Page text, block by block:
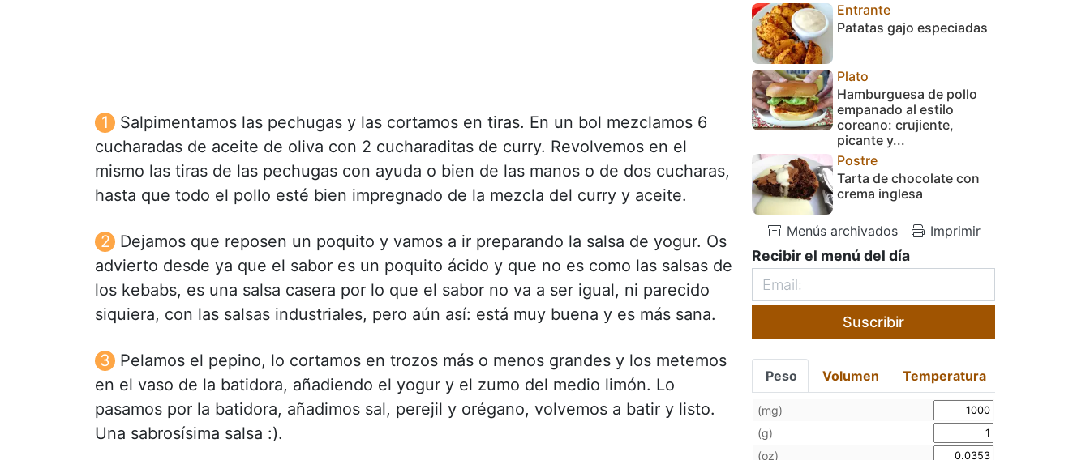
Salpimentamos las pechugas y las cortamos en tiras. En un bol mezclamos 6
cucharadas de aceite de oliva con 2 cucharaditas de curry. Revolvemos en el
mismo las tiras de las pechugas con ayuda o bien de las manos o de dos cucharas,
hasta que todo el pollo esté bien impregnado de la mezcla del curry y aceite.
Dejamos que reposen un poquito y vamos a ir preparando la salsa de yogur. Os
advierto desde ya que el sabor es un poquito ácido y que no es como las salsas de
los kebabs, es una salsa casera por lo que el sabor no va a ser igual, ni parecido
siquiera, con las salsas industriales, pero aún así: está muy buena y es más sana.
Pelamos el pepino, lo cortamos en trozos más o menos grandes y los metemos
en el vaso de la batidora, añadiendo el yogur y el zumo del medio limón. Lo
pasamos por la batidora, añadimos sal, perejil y orégano, volvemos a batir y listo.
Una sabrosísima salsa :).
Entrante
Patatas gajo especiadas
Plato
Hamburguesa de pollo
empanado al estilo
coreano: crujiente,
picante y...
Postre
Tarta de chocolate con
crema inglesa
Menús archivados Imprimir
Recibir el menú del día
Suscribir
Peso Volumen Temperatura
(mg)
(g)
(oz)